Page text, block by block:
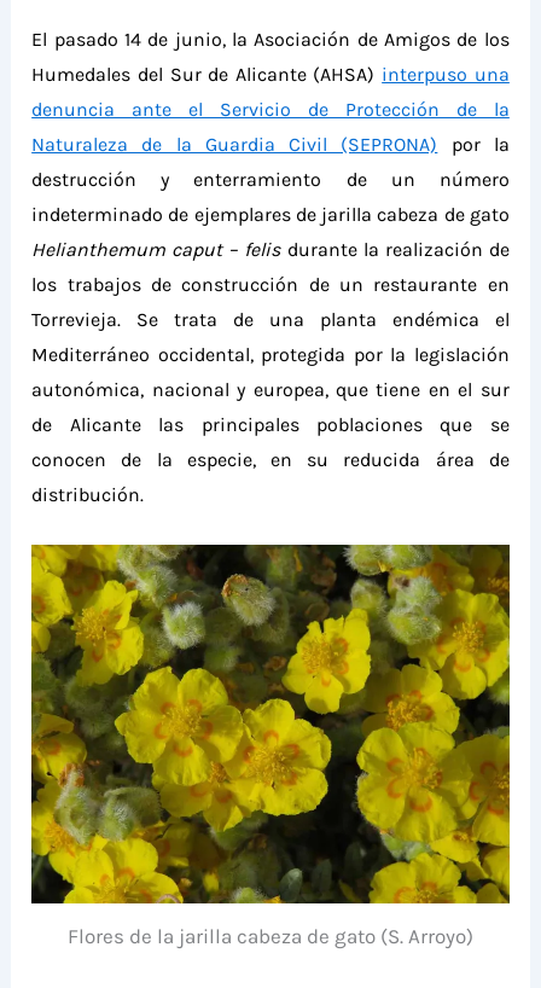
El pasado 14 de junio, la Asociación de Amigos de los
Humedales del Sur de Alicante (AHSA) interpuso una
denuncia ante el Servicio de Protección de la
Naturaleza de la Guardia Civil (SEPRONA) por la
destrucción y enterramiento de un número
indeterminado de ejemplares de jarilla cabeza de gato
Helianthemum caput – felisdurante la realización de
los trabajos de construcción de un restaurante en
Torrevieja.
Se trata de una planta endémica
el
Mediterráneo occidental, protegida por la legislación
autonómica, nacional y europea,que tiene en el sur
de Alicante las principales poblaciones que se
conocen de la especie, en su reducida área de
distribución.
Flores de la jarilla cabeza de gato (S. Arroyo)